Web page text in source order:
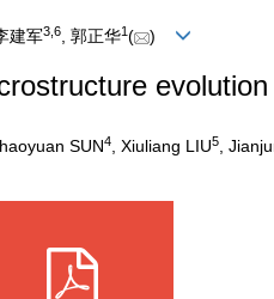
建军3 6, 郭正华1( )
SUN4 , Xiuliang LIU5 ,